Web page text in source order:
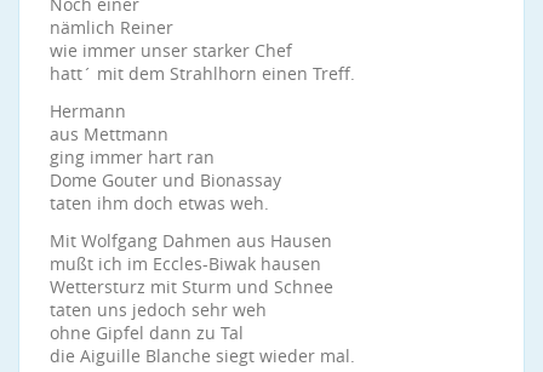
nämlich Reiner
wie immer unser starker Chef
hatt´ mit dem Strahlhorn einen Treff.
Hermann
aus Mettmann
ging immer hart ran
Dome Gouter und Bionassay
taten ihm doch etwas weh.
Mit Wolfgang Dahmen aus Hausen
mußt ich im Eccles-Biwak hausen
Wettersturz mit Sturm und Schnee
taten uns jedoch sehr weh
ohne Gipfel dann zu Tal
die Aiguille Blanche siegt wieder mal.